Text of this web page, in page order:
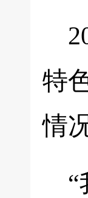
特
情